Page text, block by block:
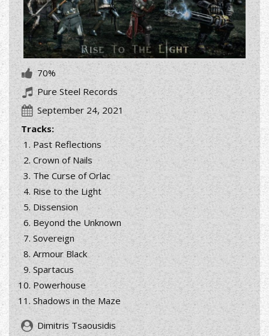
70%
Pure Steel Records
September 24, 2021
Tracks:
Past Reflections
Crown of Nails
The Curse of Orlac
Rise to the Light
Dissension
Beyond the Unknown
Sovereign
Armour Black
Spartacus
Powerhouse
Shadows in the Maze
Dimitris Tsaousidis